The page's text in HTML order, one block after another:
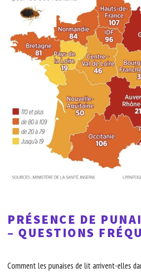
PRÉSENCE DE
– QUESTIONS
Comment les punaises de lit arrivent-elles